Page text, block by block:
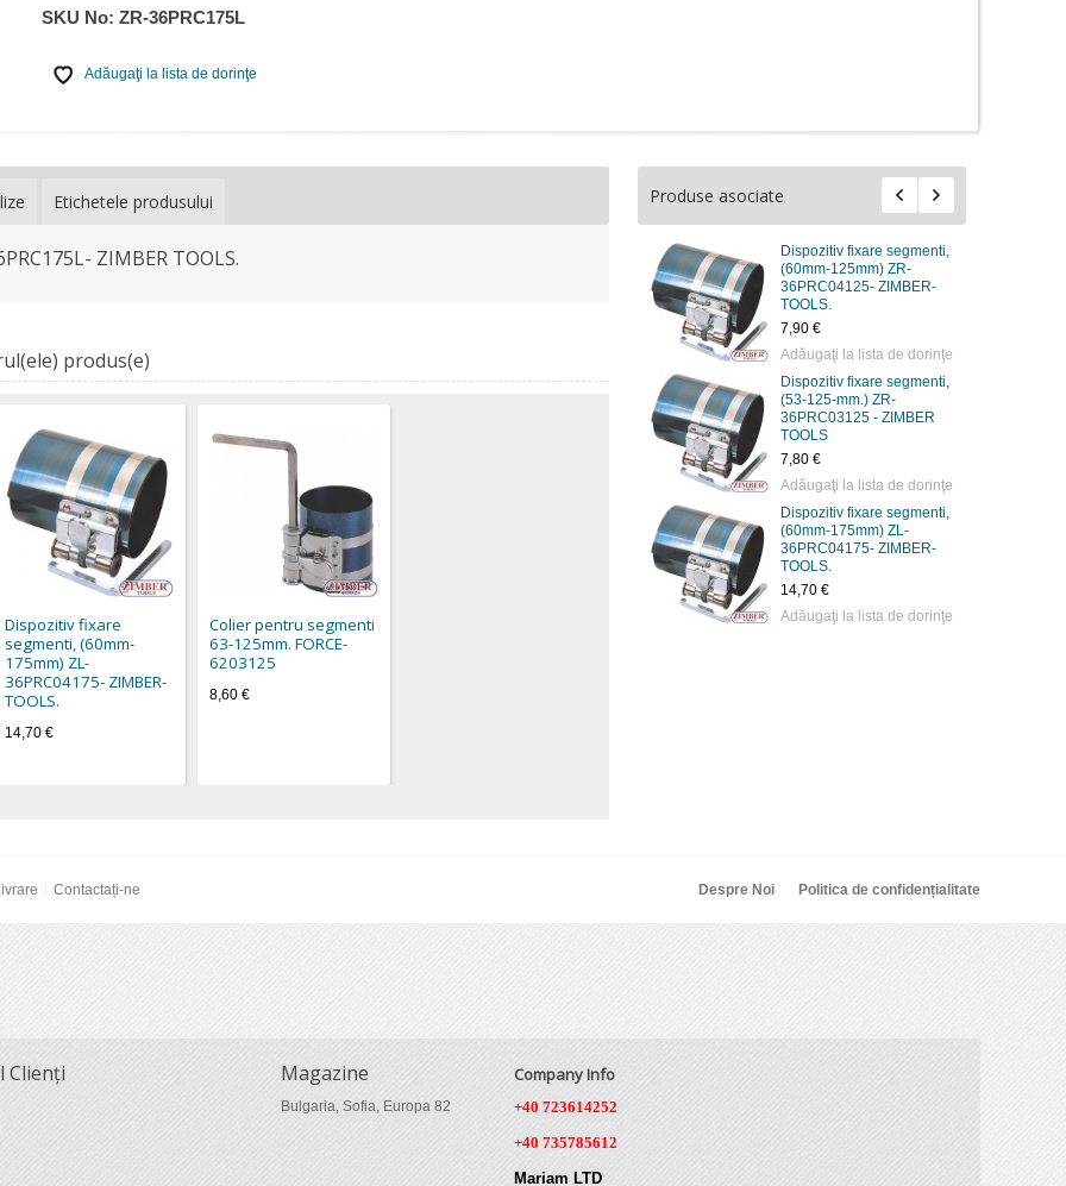
SKU No:ZR-36PRC175L
Adăugaţi la lista de dorinţe
Etichetele produsului
ZIMBER TOOLS.
Produse asociate
Dispozitiv fixare segmenti,
(60mm-125mm) ZR-
36PRC04125- ZIMBER-
TOOLS.
7,90 €
Adăugaţi la lista de dorinţe
Dispozitiv fixare segmenti,
(53-125-mm.) ZR-
36PRC03125 - ZIMBER
TOOLS
7,80 €
Adăugaţi la lista de dorinţe
Dispozitiv fixare segmenti,
(60mm-175mm) ZL-
36PRC04175- ZIMBER-
TOOLS.
14,70 €
Adăugaţi la lista de dorinţe
produs(e)
Dispozitiv fixare
segmenti, (60mm-
175mm) ZL-
36PRC04175- ZIMBER-
TOOLS.
14,70 €
Colier pentru segmenti
63-125mm. FORCE-
6203125
8,60 €
Contactați-ne Despre Noi Politica de confidențialitate
Clienți Magazine
Bulgaria, Sofia, Europa 82
Company Info
+40 723614252
+40 735785612
Mariam LTD